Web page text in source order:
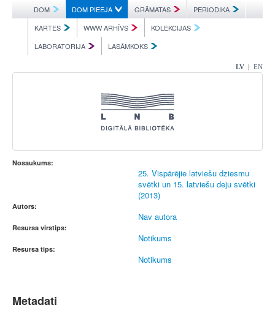
DOM DOM PIEEJA GRĀMATAS
PERIODIKA
KARTES
WWW ARHĪVS
KOLEKCIJAS
LABORATORIJA
LASĀMKOKS
LV | EN
Nosaukums:
25. Vispārējie latviešu dziesmu
svētki un 15. latviešu deju svētki
(2013)
Autors:
Nav autora
Resursa virstips:
Notikums
Resursa tips:
Notikums
Metadati